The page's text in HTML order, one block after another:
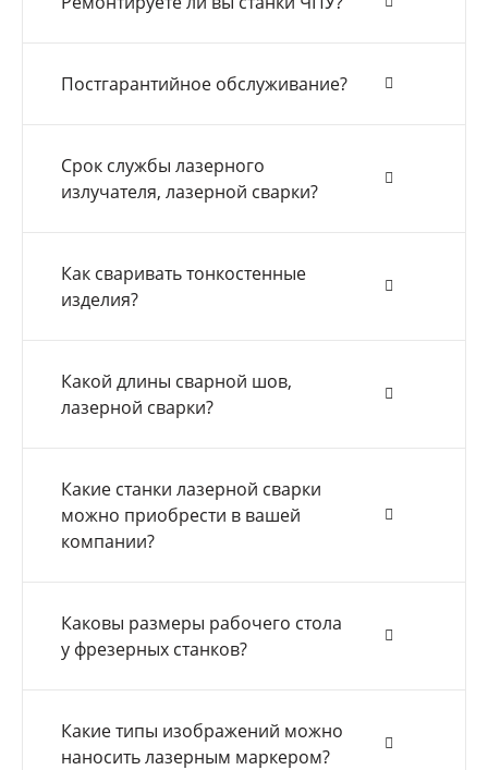
Постгарантийное обслуживание?
Срок службы лазерного
излучателя, лазерной сварки?
Как сваривать тонкостенные
изделия?
Какой длины сварной шов,
лазерной сварки?
Какие станки лазерной сварки
можно приобрести в вашей
компании?
Каковы размеры рабочего стола
у фрезерных станков?
Какие типы изображений можно
наносить лазерным маркером?